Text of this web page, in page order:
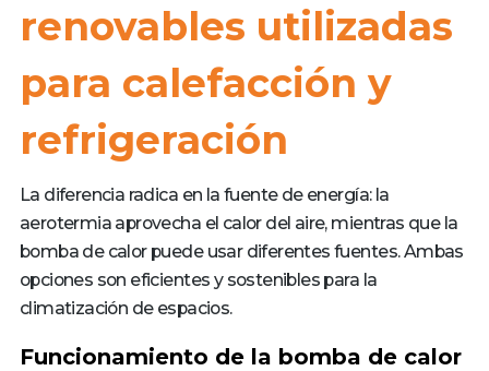
renovables utilizadas
para calefacción y
refrigeración
La diferencia radica en la fuente de energía: la
aerotermia aprovecha el calor del aire, mientras que la
bomba de calor puede usar diferentes fuentes. Ambas
opciones son eficientes y sostenibles para la
climatización de espacios.
Funcionamiento de la bomba de calor